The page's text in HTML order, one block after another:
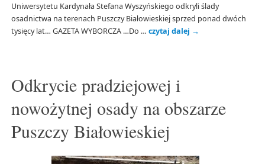
Uniwersytetu Kardynała Stefana Wyszyńskiego odkryli ślady
osadnictwa na terenach Puszczy Białowieskiej sprzed ponad dwóch
tysięcy lat… GAZETA WYBORCZA …Do … czytaj dalej →
Odkrycie pradziejowej i
nowożytnej osady na obszarze
Puszczy Białowieskiej